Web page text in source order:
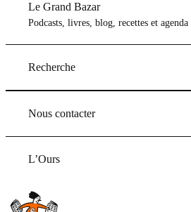
Le Grand Bazar
Podcasts, livres, blog, recettes et agenda
Recherche
Nous contacter
L’Ours